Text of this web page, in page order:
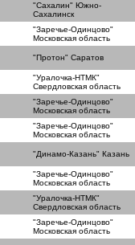
"Сахалин" Южно-
Сахалинск
"Заречье-Одинцово"
Московская область
"Протон" Саратов
"Уралочка-НТМК"
Свердловская область
"Заречье-Одинцово"
Московская область
"Заречье-Одинцово"
Московская область
"Динамо-Казань" Казань
"Заречье-Одинцово"
Московская область
"Уралочка-НТМК"
Свердловская область
"Заречье-Одинцово"
Московская область